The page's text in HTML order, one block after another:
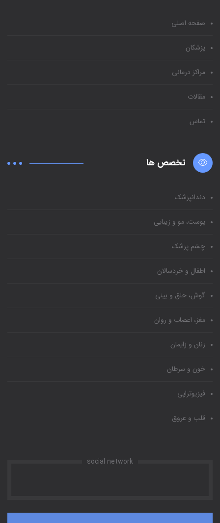
صفحه اصلی
پزشکان
مراکز درمانی
مقالات
تماس
تخصص ها
دندانپزشک
پوست، مو و زیبایی
چشم پزشک
اطفال و خردسالان
گوش، حلق و بینی
مغز، اعصاب و روان
زنان و زایمان
خون و سرطان
فیزیوتراپی
قلب و عروق
social network